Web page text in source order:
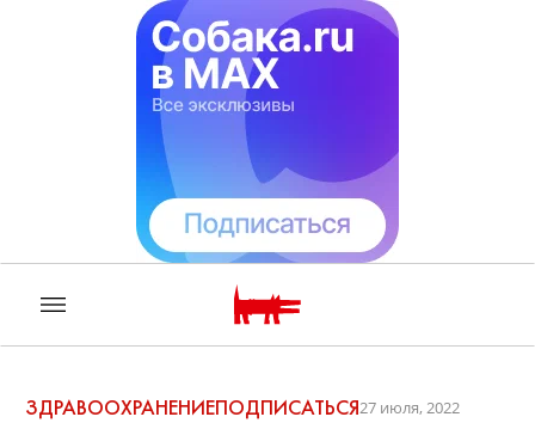
ЗДРАВООХРАНЕНИЕПОДПИСАТЬСЯ27 июля, 2022